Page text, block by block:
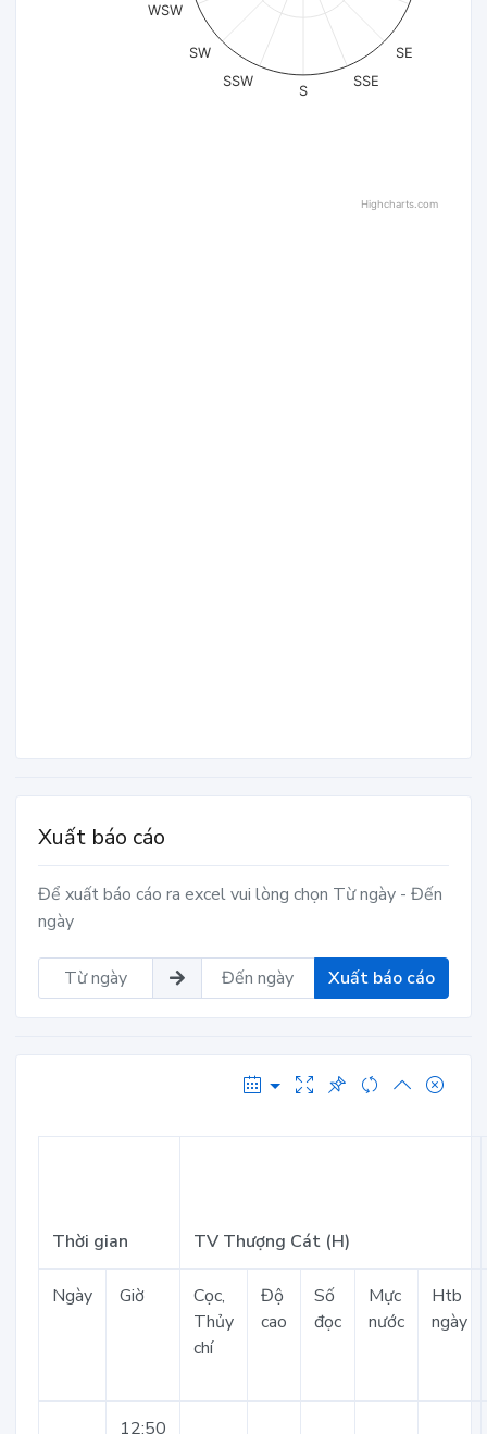
SE
SSE
S
SSW
SW
WSW
Highcharts.com
Xuất báo cáo
Để xuất báo cáo ra excel vui lòng chọn Từ ngày - Đến
ngày
Xuất báo cáo
Thời gian TV Thượng Cát (H)
Ngày Giờ
Cọc,
Thủy
chí
Độ
cao
Số
đọc
Mực
nước
Htb
ngày
12:50